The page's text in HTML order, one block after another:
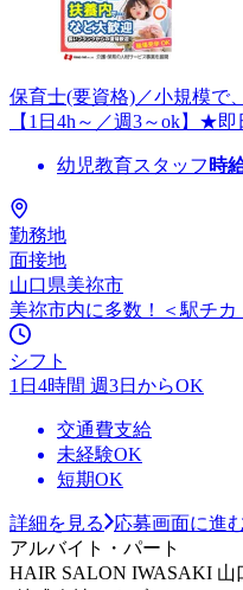
保育士(要資格)／小規模で
【1日4h～／週3～ok】★
幼児教育スタッフ 時
勤務地
面接地
山口県美祢市
美祢市内に多数！＜駅チカ
シフト
1日4時間 週3日からOK
交通費支給
未経験OK
短期OK
詳細を見る
応募画面に進
アルバイト・パート
HAIR SALON IWASAKI 山